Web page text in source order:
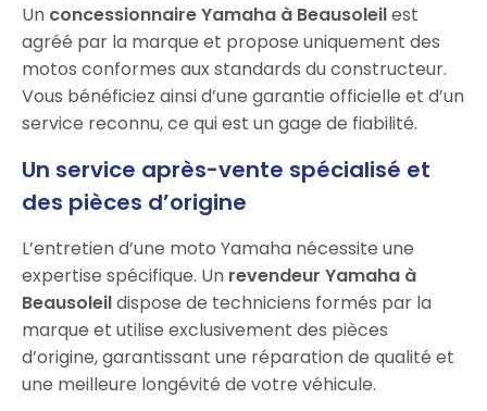
Un concessionnaire Yamaha à Beausoleilest
agréé par la marque et propose uniquement des
motos conformes aux standards du constructeur.
Vous bénéficiez ainsi d’une garantie officielle et d’un
service reconnu, ce qui est un gage de fiabilité.
Un service après-vente spécialisé et
des pièces d’origine
L’entretien d’une moto Yamaha nécessite une
expertise spécifique. Un revendeur Yamaha à
Beausoleildispose de techniciens formés par la
marque et utilise exclusivement des pièces
d’origine, garantissant une réparation de qualité et
une meilleure longévité de votre véhicule.